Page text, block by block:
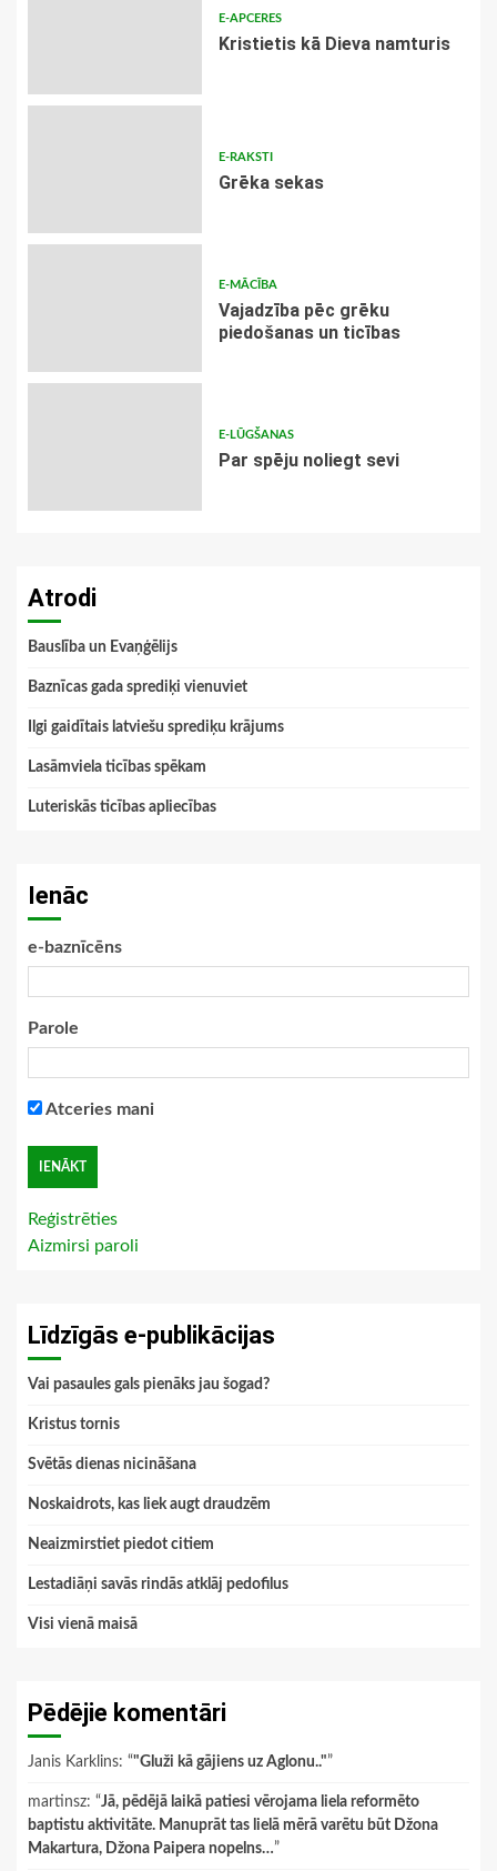
E-APCERES
Kristietis kā Dieva namturis
E-RAKSTI
Grēka sekas
E-MĀCĪBA
Vajadzība pēc grēku
piedošanas un ticības
E-LŪGŠANAS
Par spēju noliegt sevi
Atrodi
Bauslība un Evaņģēlijs
Baznīcas gada sprediķi vienuviet
Ilgi gaidītais latviešu sprediķu krājums
Lasāmviela ticības spēkam
Luteriskās ticības apliecības
Ienāc
e-baznīcēns
Parole
Atceries mani
Reģistrēties
Aizmirsi paroli
Līdzīgās e-publikācijas
Vai pasaules gals pienāks jau šogad?
Kristus tornis
Svētās dienas nicināšana
Noskaidrots, kas liek augt draudzēm
Neaizmirstiet piedot citiem
Lestadiāņi savās rindās atklāj pedofilus
Visi vienā maisā
Pēdējie komentāri
Janis Karklins: “"Gluži kā gājiens uz Aglonu.."”
martinsz: “Jā, pēdējā laikā patiesi vērojama liela reformēto
baptistu aktivitāte. Manuprāt tas lielā mērā varētu būt Džona
Makartura, Džona Paipera nopelns…”